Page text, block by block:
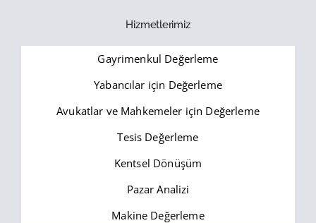
Hizmetlerimiz
Gayrimenkul Değerleme
Yabancılar için Değerleme
Avukatlar ve Mahkemeler için Değerleme
Tesis Değerleme
Kentsel Dönüşüm
Pazar Analizi
Makine Değerleme